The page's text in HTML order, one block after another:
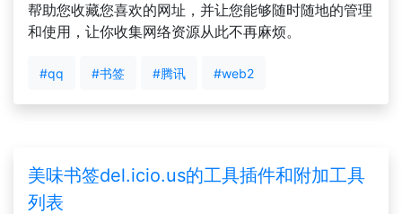
帮助您收藏您喜欢的网址，并让您能够随时随地的管理
和使用，让你收集网络资源从此不再麻烦。
#qq #书签 #腾讯 #web2
美味书签del.icio.us的工具插件和附加工具
列表